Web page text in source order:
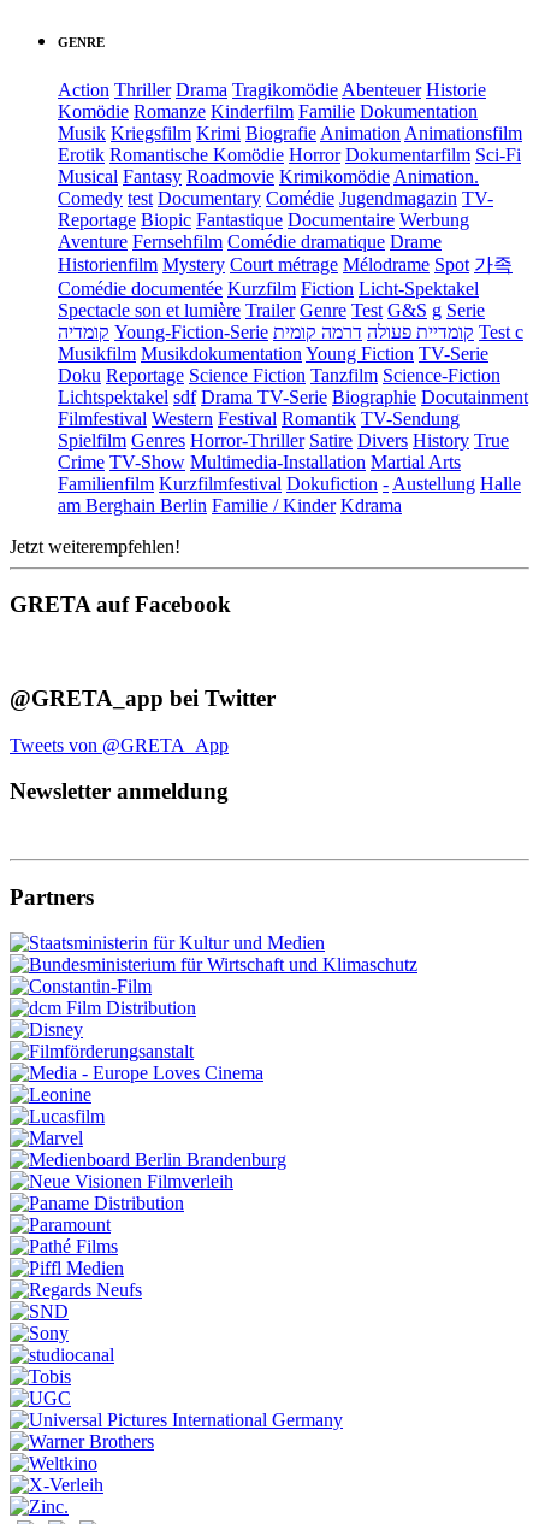
GENRE
Action Thriller Drama Tragikomödie Abenteuer Historie
Komödie Romanze Kinderfilm Familie Dokumentation
Musik Kriegsfilm Krimi Biografie Animation Animationsfilm
Erotik Romantische Komödie Horror Dokumentarfilm Sci-Fi
Musical Fantasy Roadmovie Krimikomödie Animation.
Comedy test Documentary Comédie Jugendmagazin TV-
Reportage Biopic Fantastique Documentaire Werbung
Aventure Fernsehfilm Comédie dramatique Drame
Historienfilm Mystery Court métrage Mélodrame Spot 가족
Comédie documentée Kurzfilm Fiction Licht-Spektakel
Spectacle son et lumière Trailer Genre Test G&S g Serie
קומדיה Young-Fiction-Serie קומדיית פעולה דרמה קומית
Test c
Musikfilm Musikdokumentation Young Fiction TV-Serie
Doku Reportage Science Fiction Tanzfilm Science-Fiction
Lichtspektakel sdf Drama TV-Serie Biographie Docutainment
Filmfestival Western Festival Romantik TV-Sendung
Spielfilm Genres Horror-Thriller Satire Divers History True
Crime TV-Show Multimedia-Installation Martial Arts
Familienfilm Kurzfilmfestival Dokufiction - Austellung Halle
am Berghain Berlin Familie / Kinder Kdrama
Jetzt weiterempfehlen!
GRETA auf Facebook
@GRETA_app bei Twitter
Tweets von @GRETA_App
Newsletter anmeldung
Partners